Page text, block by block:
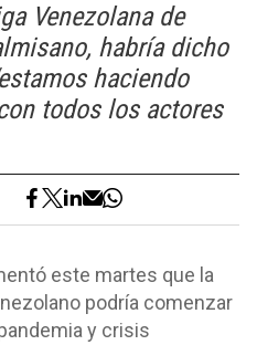
Venezolana de
habría dicho
haciendo
todos los actores
este martes que la
podría comenzar
y crisis